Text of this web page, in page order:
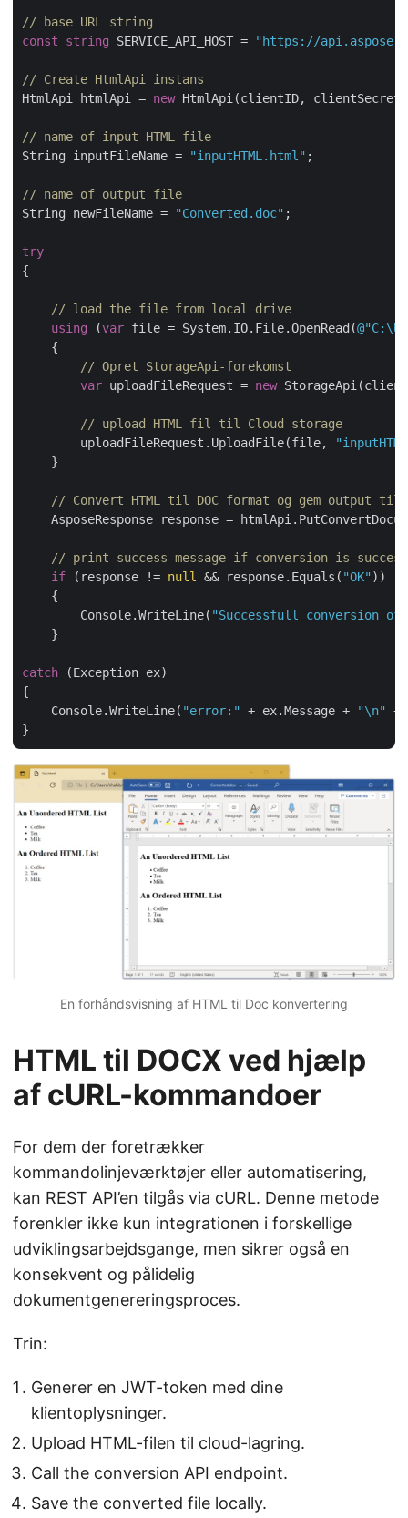
// base URL string
const
string SERVICE_API_HOST = "https://
// Create HtmlApi instans
HtmlApi htmlApi = new HtmlApi(clientID,
// name of input HTML file
String inputFileName =
"inputHTML.html" ;
// name of output file
String newFileName =
"Converted.doc" ;
try
{
// load the file from local drive
using (var file = System.IO.File.OpenRead(
    {
// Opret StorageApi-forekomst
var uploadFileRequest = new
// upload HTML fil til Cloud storage
        uploadFileRequest.UploadFile(file,
    }
// Convert HTML til DOC format og gem output
AsposeResponse response =
// print success message if conversion is
if (response != null && response.Equals( "OK" ))
    {
        Console.WriteLine(
"Successfull conversion of
    }
catch (Exception ex)
{
    Console.WriteLine(
"error:" + ex.Message + "\n"
+
En forhåndsvisning af HTML til Doc konvertering
HTML til DOCX ved hjælp
af cURL-kommandoer
For dem der foretrækker
kommandolinjeværktøjer eller automatisering,
kan REST API’en tilgås via cURL. Denne metode
forenkler ikke kun integrationen i forskellige
udviklingsarbejdsgange, men sikrer også en
konsekvent og pålidelig
dokumentgenereringsproces.
Trin:
Generer en JWT-token med dine
klientoplysninger.
Upload HTML-filen til cloud-lagring.
Call the conversion API endpoint.
Save the converted file locally.